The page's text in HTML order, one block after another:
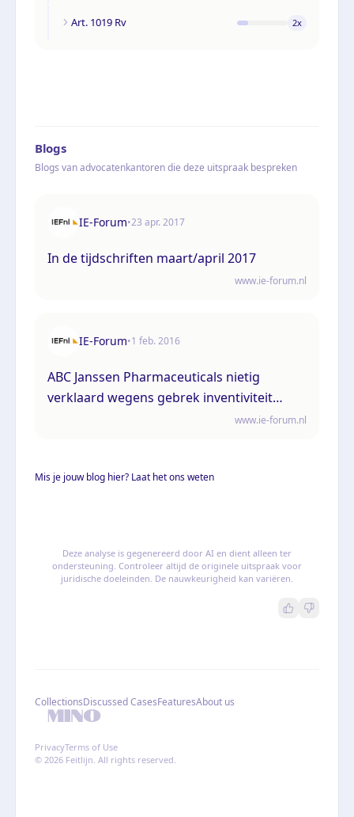
Art. 1019 Rv 2x
Blogs
Blogs van advocatenkantoren die deze uitspraak bespreken
IE-Forum•23 apr. 2017
In de tijdschriften maart/april 2017
www.ie-forum.nl
IE-Forum•1 feb. 2016
ABC Janssen Pharmaceuticals nietig
verklaard wegens gebrek inventiviteit
www.ie-forum.nl
Mis je jouw blog hier? Laat het ons weten
Deze analyse is gegenereerd door AI en dient alleen ter
ondersteuning. Controleer altijd de originele uitspraak voor
juridische doeleinden. De nauwkeurigheid kan variëren.
CollectionsDiscussed CasesFeaturesAbout us
PrivacyTerms of Use
© 2026 Feitlijn. All rights reserved.